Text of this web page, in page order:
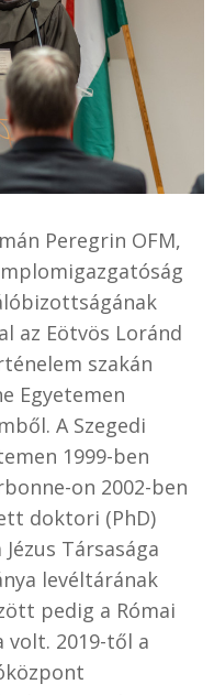
Peregrin OFM,
az Eötvös Loránd
szakán
Egyetemen
A Szegedi
1999-ben
on 2002-ben
doktori (PhD)
Társasága
levéltárának
pedig a Római
volt. 2019-től a